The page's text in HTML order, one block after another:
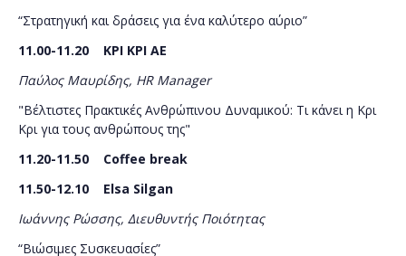
“Στρατηγική και δράσεις για ένα καλύτερο αύριο”
11.00-11.20 ΚΡΙ ΚΡΙ ΑΕ
Παύλος Μαυρίδης, HR Manager
"Βέλτιστες Πρακτικές Ανθρώπινου Δυναμικού: Τι κάνει η Κρι
Κρι για τους ανθρώπους της"
11.20-11.50 Coffee break
11.50-12.10 Elsa Silgan
Ιωάννης Ρώσσης, Διευθυντής Ποιότητας
“Βιώσιμες Συσκευασίες”